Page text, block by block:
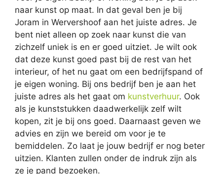
naar kunst op maat. In dat geval ben je bij
Joram in Wervershoof aan het juiste adres. Je
bent niet alleen op zoek naar kunst die van
zichzelf uniek is en er goed uitziet. Je wilt ook
dat deze kunst goed past bij de rest van het
interieur, of het nu gaat om een bedrijfspand of
je eigen woning. Bij ons bedrijf ben je aan het
juiste adres als het gaat om kunstverhuur. Ook
als je kunststukken daadwerkelijk zelf wilt
kopen, zit je bij ons goed. Daarnaast geven we
advies en zijn we bereid om voor je te
bemiddelen. Zo laat je jouw bedrijf er nog beter
uitzien. Klanten zullen onder de indruk zijn als
ze je pand bezoeken.